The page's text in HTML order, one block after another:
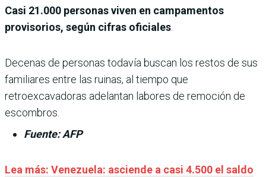
Casi 21.000 personas viven en campamentos
provisorios, según cifras oficiales
Decenas de personas todavía buscan los restos de sus
familiares entre las ruinas, al tiempo que
retroexcavadoras adelantan labores de remoción de
escombros.
Fuente: AFP
Lea más: Venezuela: asciende a casi 4.500 el saldo